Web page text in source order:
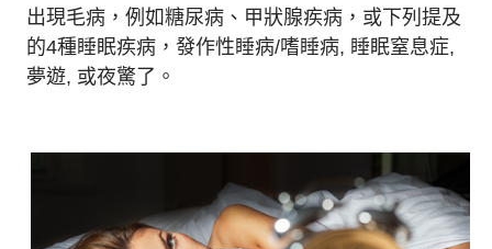
出現毛病，例如糖尿病、甲狀腺疾病，或下列提及
的4種睡眠疾病，發作性睡病/嗜睡病, 睡眠窒息症,
夢遊, 或夜驚了。